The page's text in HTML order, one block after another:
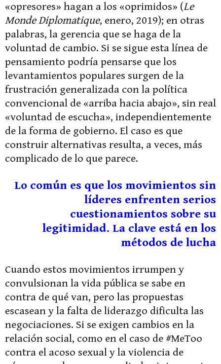
«opresores» hagan a los «oprimidos» (Le
Monde Diplomatique, enero, 2019); en otras
palabras, la gerencia que se haga de la
voluntad de cambio. Si se sigue esta línea de
pensamiento podría pensarse que los
levantamientos populares surgen de la
frustración generalizada con la política
convencional de «arriba hacia abajo», sin real
«voluntad de escucha», independientemente
de la forma de gobierno. El caso es que
construir alternativas resulta, a veces, más
complicado de lo que parece.
Lo común es que los movimientos sin
líderes enfrenten serios
cuestionamientos sobre su
legitimidad. La clave está en los
métodos de lucha
Cuando estos movimientos irrumpen y
convulsionan la vida pública se sabe en
contra de qué van, pero las propuestas
escasean y la falta de liderazgo dificulta las
negociaciones. Si se exigen cambios en la
relación social, como en el caso de #MeToo
contra el acoso sexual y la violencia de